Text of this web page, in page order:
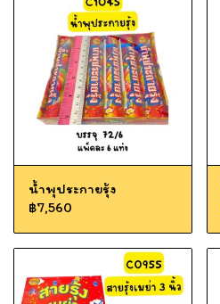
น้ำพุประกายรุ้ง
฿7,560